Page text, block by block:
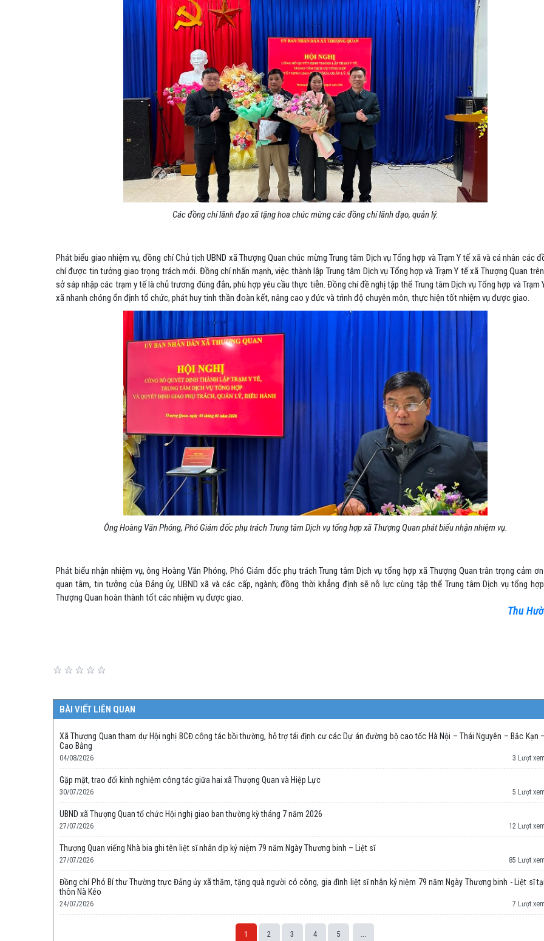
Các đồng chí lãnh đạo xã tặng hoa chúc mừngcác đồng chí lãnh đạo, quản lý.
Phát biểu giao nhiệm vụ, đồng chíChủ tịch UBND xã Thượng Quan chúc mừng Trung tâm Dịch vụ Tổng hợp và Trạm Y tế xã và cá nhân các
chí được tin tưởng giao trọng trách mới. Đồng chí nhấn mạnh, việc thành lập Trung tâm Dịch vụ Tổng hợp và Trạm Y tế xã Thượng Quan
sở sáp nhập các trạm y tế là chủ trương đúng đắn, phù hợp yêu cầu thực tiễn. Đồng chí đề nghị tập thể Trung tâm Dịch vụ Tổng hợp và Trạm
xã nhanh chóng ổn định tổ chức, phát huy tinh thần đoàn kết, nâng cao y đức và trình độ chuyên môn, thực hiện tốt nhiệm vụ được giao.
Ông Hoàng Văn Phóng, Phó Giám đốc phụ trách Trung tâm Dịch vụ tổng hợp xã Thượng Quan phát biểu nhận nhiệm vụ.
Phát biểu nhận nhiệm vụ, ông Hoàng Văn Phóng, Phó Giám đốc phụ trách Trung tâm Dịch vụ tổng hợp xã Thượng Quan trân trọng cảm
quan tâm, tin tưởng của Đảng ủy, UBND xã và các cấp, ngành; đồng thời khẳng định sẽ nỗ lực cùng tập thể Trung tâm Dịch vụ tổng
Thượng Quan hoàn thành tốt các nhiệm vụ được giao.
Thu
BÀI VIẾT LIÊN QUAN
Xã Thượng Quan tham dự Hội nghị BCĐ công tác bồi thường, hỗ trợ tái định cư các Dự án đường bộ cao tốc Hà Nội – Thái Nguyên – Bắc Kạn –
Cao Bằng
04/08/2026 3 Lượt xem
Gặp mặt, trao đổi kinh nghiệm công tác giữa hai xã Thượng Quan và Hiệp Lực
30/07/2026 5 Lượt xem
UBND xã Thượng Quan tổ chức Hội nghị giao ban thường kỳ tháng 7 năm 2026
27/07/2026 12 Lượt xem
Thượng Quan viếng Nhà bia ghi tên liệt sĩ nhân dịp kỷ niệm 79 năm Ngày Thương binh – Liệt sĩ
27/07/2026 85 Lượt xem
Đồng chí Phó Bí thư Thường trực Đảng ủy xã thăm, tặng quà người có công, gia đình liệt sĩ nhân kỷ niệm 79 năm Ngày Thương binh - Liệt sĩ tại
thôn Nà Kéo
24/07/2026 7 Lượt xem
1 2 3 4 5 ...